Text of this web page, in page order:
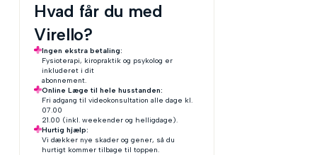
Hvad får du med
Virello?
Ingen ekstra betaling:
Fysioterapi, kiropraktik og psykolog er
inkluderet i dit
abonnement.
Online Læge til hele husstanden:
Fri adgang til videokonsultation alle dage kl.
07.00
21.00 (inkl. weekender og helligdage).
Hurtig hjælp:
Vi dækker nye skader og gener, så du
hurtigt kommer tilbage til toppen.